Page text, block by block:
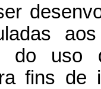
do uso
fins de